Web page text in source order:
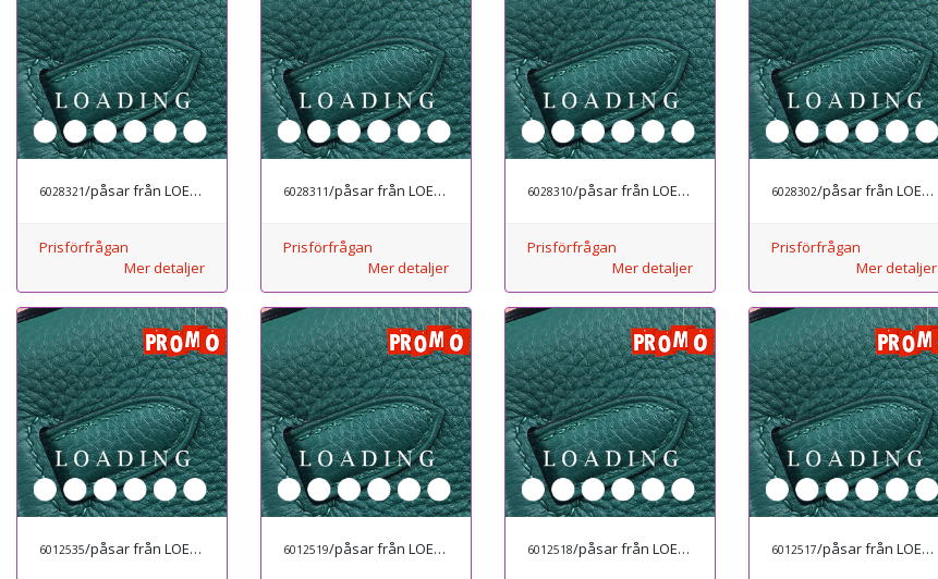
6028321/påsar från LOEWE
Prisförfrågan
Mer detaljer
6028311/påsar från LOEWE
Prisförfrågan
Mer detaljer
6028310/påsar från LOEWE
Prisförfrågan
Mer detaljer
6028302/påsar från LOEWE
Prisförfrågan
Mer detaljer
6012535/påsar från LOEWE 6012519/påsar från LOEWE 6012518/påsar från LOEWE 6012517/påsar från LOEWE